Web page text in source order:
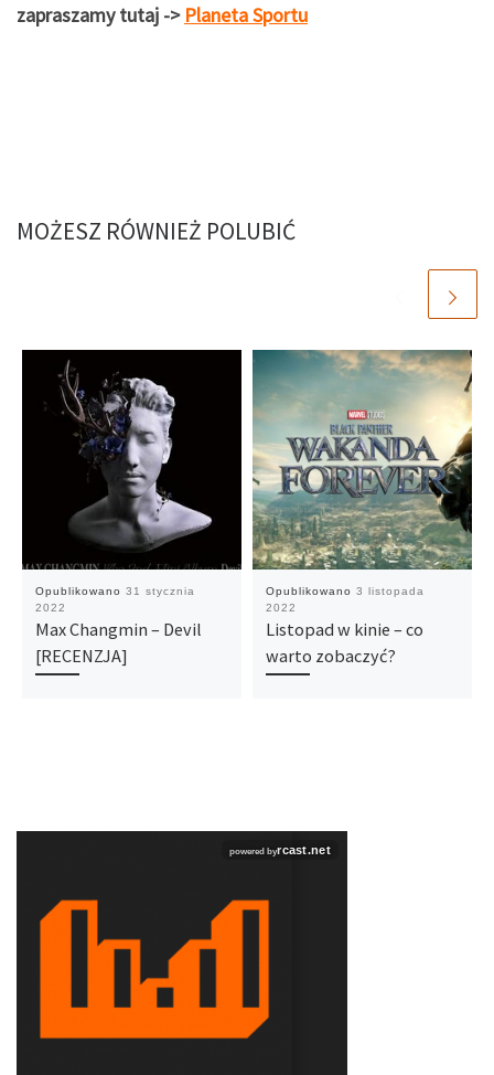
zapraszamy tutaj -> Planeta Sportu
MOŻESZ RÓWNIEŻ POLUBIĆ
Opublikowano 31 stycznia
2022
Max Changmin – Devil
[RECENZJA]
Opublikowano 3 listopada
2022
Listopad w kinie – co
warto zobaczyć?